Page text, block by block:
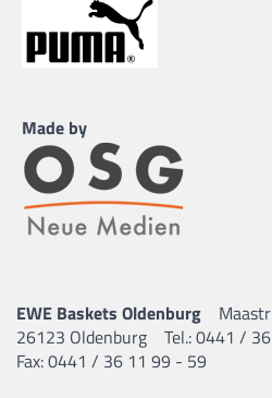
Made by
EWE Baskets Oldenburg
26123 Oldenburg
Tel.: 0441 /
Fax: 0441 / 36 11 99 - 59